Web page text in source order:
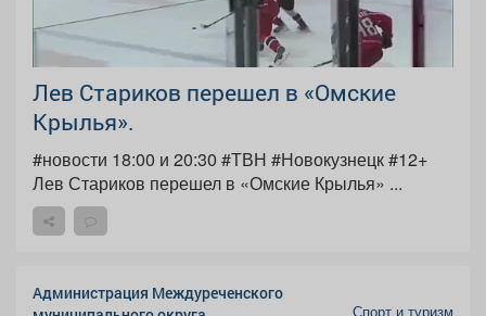
Лев Стариков перешел в «Омские
Крылья».
#новости 18:00 и 20:30 #ТВН #Новокузнецк #12+
Лев Стариков перешел в «Омские Крылья» ...
Администрация Междуреченского
Спорт и туризм